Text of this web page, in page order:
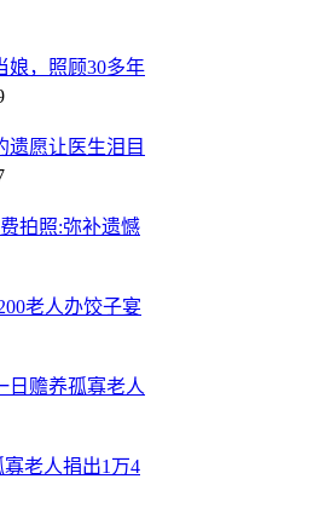
娘，照顾30多年
遗愿让医生泪目
拍照:弥补遗憾
老人办饺子宴
日赡养孤寡老人
老人捐出1万4